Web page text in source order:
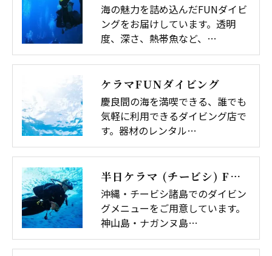
海の魅力を詰め込んだFUNダイビ
ングをお届けしています。透明
度、深さ、熱帯魚など、…
ケラマFUNダイビング
慶良間の海を満喫できる、誰でも
気軽に利用できるダイビング店で
す。器材のレンタル…
半日ケラマ (チービシ) FUNダイビング
沖縄・チービシ諸島でのダイビン
グメニューをご用意しています。
神山島・ナガンヌ島…